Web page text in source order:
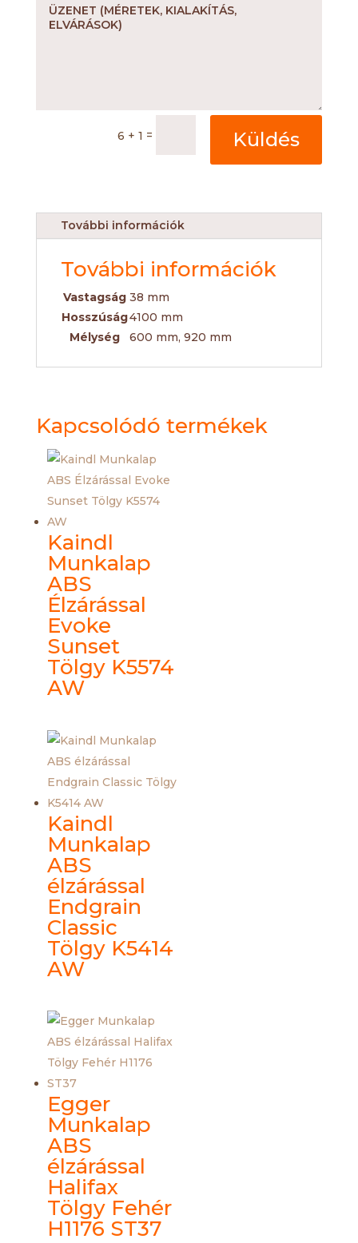
6 + 1 = Küldés
További információk
További információk
Vastagság 38 mm
Hosszúság4100 mm
Mélység
600 mm, 920 mm
Kapcsolódó termékek
Kaindl
Munkalap
ABS
Élzárással
Evoke
Sunset
Tölgy K5574
AW
Kaindl
Munkalap
ABS
élzárással
Endgrain
Classic
Tölgy K5414
AW
Egger
Munkalap
ABS
élzárással
Halifax
Tölgy Fehér
H1176 ST37